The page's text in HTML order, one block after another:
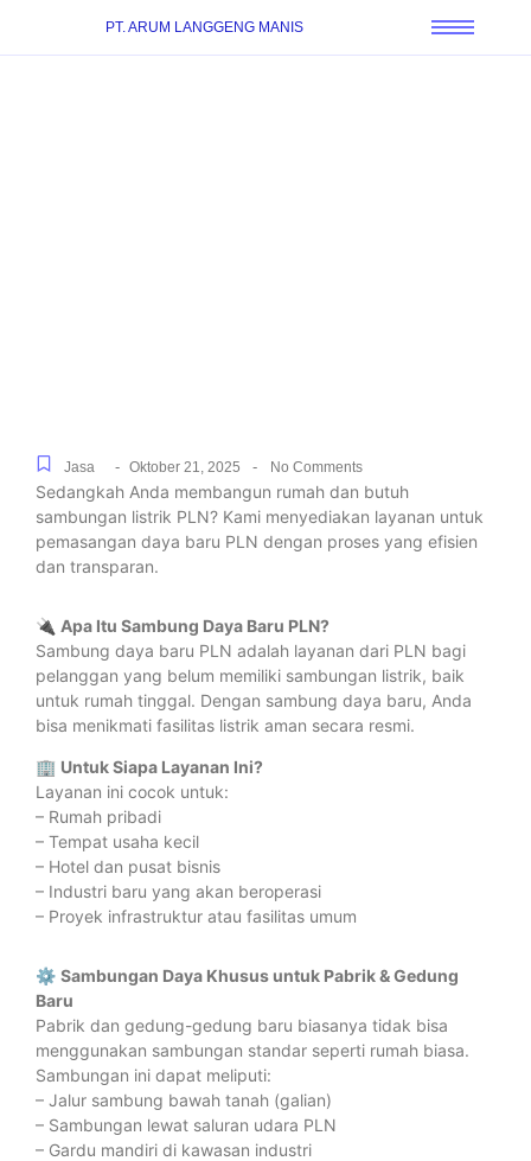
PT. ARUM LANGGENG MANIS
Jasa - Oktober 21, 2025 - No Comments
Sedangkah Anda membangun rumah dan butuh
sambungan listrik PLN? Kami menyediakan layanan untuk
pemasangan daya baru PLN dengan proses yang efisien
dan transparan.
🔌 Apa Itu Sambung Daya Baru PLN?
Sambung daya baru PLN adalah layanan dari PLN bagi
pelanggan yang belum memiliki sambungan listrik, baik
untuk rumah tinggal. Dengan sambung daya baru, Anda
bisa menikmati fasilitas listrik aman secara resmi.
🏢 Untuk Siapa Layanan Ini?
Layanan ini cocok untuk:
– Rumah pribadi
– Tempat usaha kecil
– Hotel dan pusat bisnis
– Industri baru yang akan beroperasi
– Proyek infrastruktur atau fasilitas umum
⚙️ Sambungan Daya Khusus untuk Pabrik & Gedung
Baru
Pabrik dan gedung-gedung baru biasanya tidak bisa
menggunakan sambungan standar seperti rumah biasa.
Sambungan ini dapat meliputi:
– Jalur sambung bawah tanah (galian)
– Sambungan lewat saluran udara PLN
– Gardu mandiri di kawasan industri